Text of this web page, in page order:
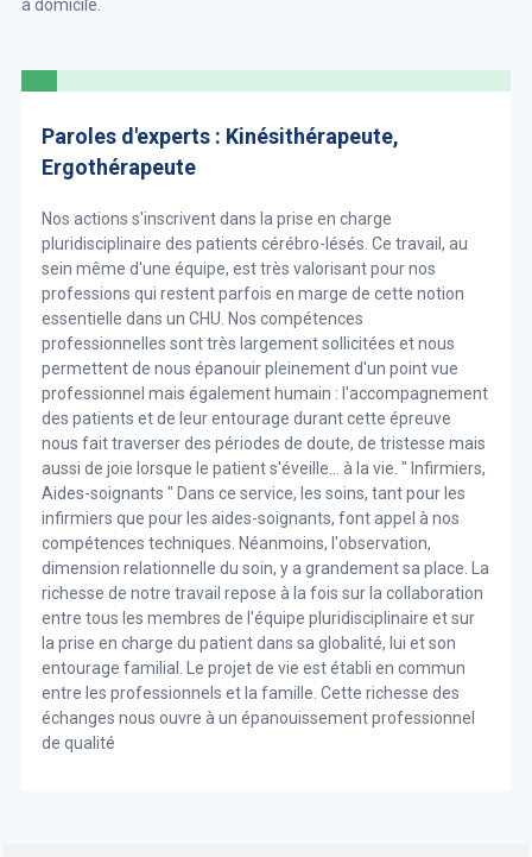
à domicile.
Paroles d'experts : Kinésithérapeute,
Ergothérapeute
Nos actions s'inscrivent dans la prise en charge
pluridisciplinaire des patients cérébro-lésés. Ce travail, au
sein même d'une équipe, est très valorisant pour nos
professions qui restent parfois en marge de cette notion
essentielle dans un CHU. Nos compétences
professionnelles sont très largement sollicitées et nous
permettent de nous épanouir pleinement d'un point vue
professionnel mais également humain : l'accompagnement
des patients et de leur entourage durant cette épreuve
nous fait traverser des périodes de doute, de tristesse mais
aussi de joie lorsque le patient s'éveille… à la vie. " Infirmiers,
Aides-soignants " Dans ce service, les soins, tant pour les
infirmiers que pour les aides-soignants, font appel à nos
compétences techniques. Néanmoins, l'observation,
dimension relationnelle du soin, y a grandement sa place. La
richesse de notre travail repose à la fois sur la collaboration
entre tous les membres de l'équipe pluridisciplinaire et sur
la prise en charge du patient dans sa globalité, lui et son
entourage familial. Le projet de vie est établi en commun
entre les professionnels et la famille. Cette richesse des
échanges nous ouvre à un épanouissement professionnel
de qualité